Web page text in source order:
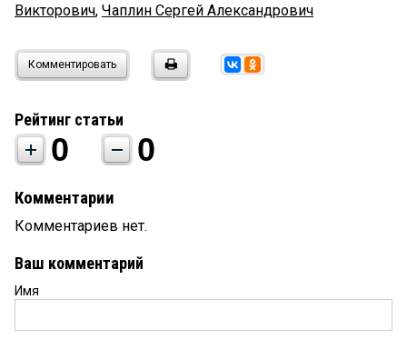
Викторович, Чаплин Сергей Александрович
Комментировать
Рейтинг статьи
0 0
Комментарии
Комментариев нет.
Ваш комментарий
Имя